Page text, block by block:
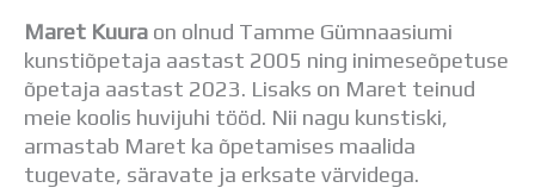
Aastaplaan
Õppekava
Ainepassid
Huviringid
Õpilastööd (UPT)
Distantsõpe
Maret Kuura on olnud Tamme Gümnaasiumi
kunstiõpetaja aastast 2005 ning inimeseõpetuse
õpetaja aastast 2023. Lisaks on Maret teinud
meie koolis huvijuhi tööd. Nii nagu kunstiski,
armastab Maret ka õpetamises maalida
tugevate, säravate ja erksate värvidega.